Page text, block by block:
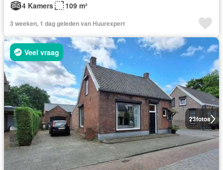
4 Kamers
109 m²
3 weeken, 1 dag geleden van Huurexpert
23fotos
Veel vraag